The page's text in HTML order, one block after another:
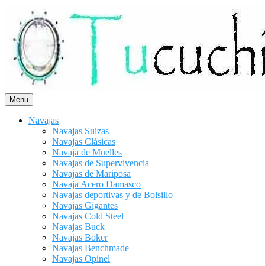
contenido
Menu
Navajas
Navajas Suizas
Navajas Clásicas
Navaja de Muelles
Navajas de Supervivencia
Navajas de Mariposa
Navaja Acero Damasco
Navajas deportivas y de Bolsillo
Navajas Gigantes
Navajas Cold Steel
Navajas Buck
Navajas Boker
Navajas Benchmade
Navajas Opinel